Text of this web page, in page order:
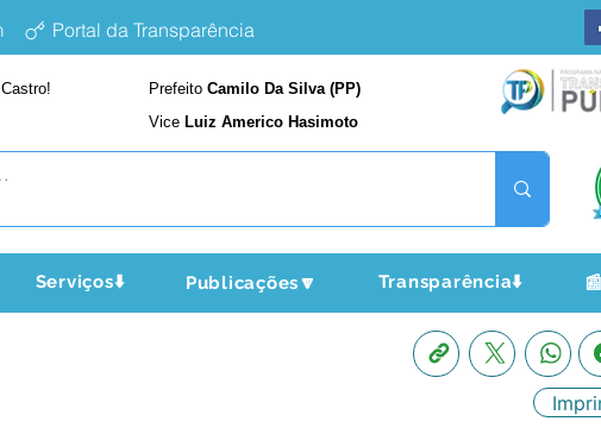
Portal da Transparência
Prefeito Camilo Da Silva (PP)
Vice Luiz Americo Hasimoto
Serviços⬇️ Publicações🔽 Transparência⬇️